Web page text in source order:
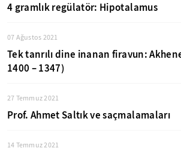
4 gramlık regülatör: Hipotalamus
07 Ağustos 2021
Tek tanrılı dine inanan firavun:
1400 – 1347)
27 Temmuz 2021
Prof. Ahmet Saltık ve saçmalamaları
14 Temmuz 2021